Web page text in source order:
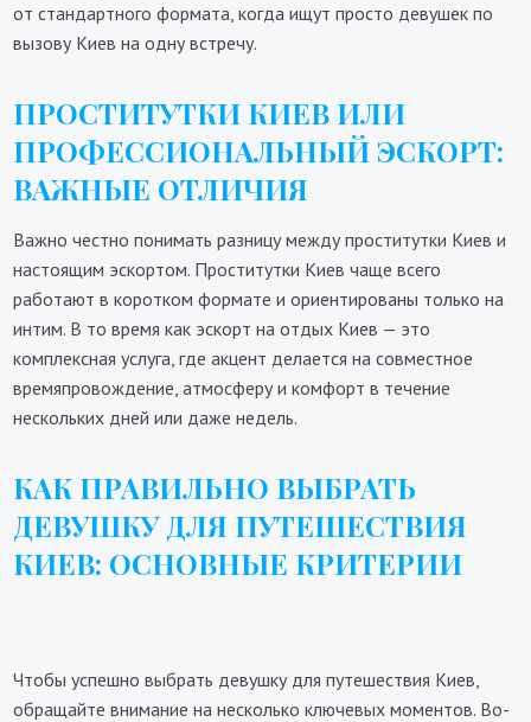
от стандартного формата, когда ищут просто девушек по
вызову Киев на одну встречу.
ПРОСТИТУТКИ КИЕВ ИЛИ
ПРОФЕССИОНАЛЬНЫЙ ЭСКОРТ:
ВАЖНЫЕ ОТЛИЧИЯ
Важно честно понимать разницу между проститутки Киев и
настоящим эскортом. Проститутки Киев чаще всего
работают в коротком формате и ориентированы только на
интим. В то время как эскорт на отдых Киев — это
комплексная услуга, где акцент делается на совместное
времяпровождение, атмосферу и комфорт в течение
нескольких дней или даже недель.
КАК ПРАВИЛЬНО ВЫБРАТЬ
ДЕВУШКУ ДЛЯ ПУТЕШЕСТВИЯ
КИЕВ: ОСНОВНЫЕ КРИТЕРИИ
Чтобы успешно выбрать девушку для путешествия Киев,
обращайте внимание на несколько ключевых моментов. Во-